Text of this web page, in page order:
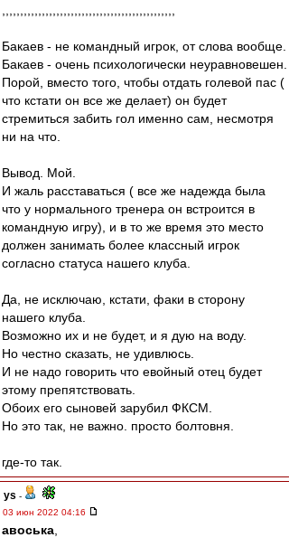
Бакаев - не командный игрок, от слова вообще.
Бакаев - очень психологически неуравновешен.
Порой, вместо того, чтобы отдать голевой пас (
что кстати он все же делает) он будет
стремиться забить гол именно сам, несмотря
ни на что.
Вывод. Мой.
И жаль расставаться ( все же надежда была
что у нормального тренера он встроится в
командную игру), и в то же время это место
должен занимать более классный игрок
согласно статуса нашего клуба.
Да, не исключаю, кстати, факи в сторону
нашего клуба.
Возможно их и не будет, и я дую на воду.
Но честно сказать, не удивлюсь.
И не надо говорить что евойный отец будет
этому препятствовать.
Обоих его сыновей зарубил ФКСМ.
Но это так, не важно. просто болтовня.
где-то так.
ys -
03 июн 2022 04:16
авоська